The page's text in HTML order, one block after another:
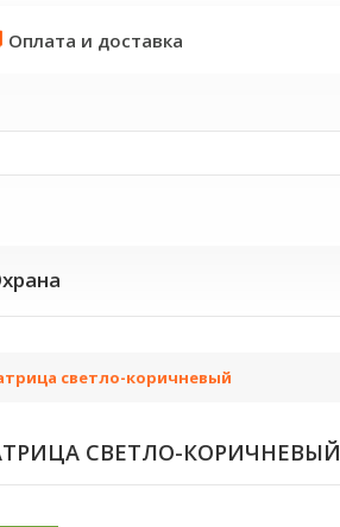
Оплата и доставка
светло-коричневый
СВЕТЛО-КОРИЧНЕВЫЙ